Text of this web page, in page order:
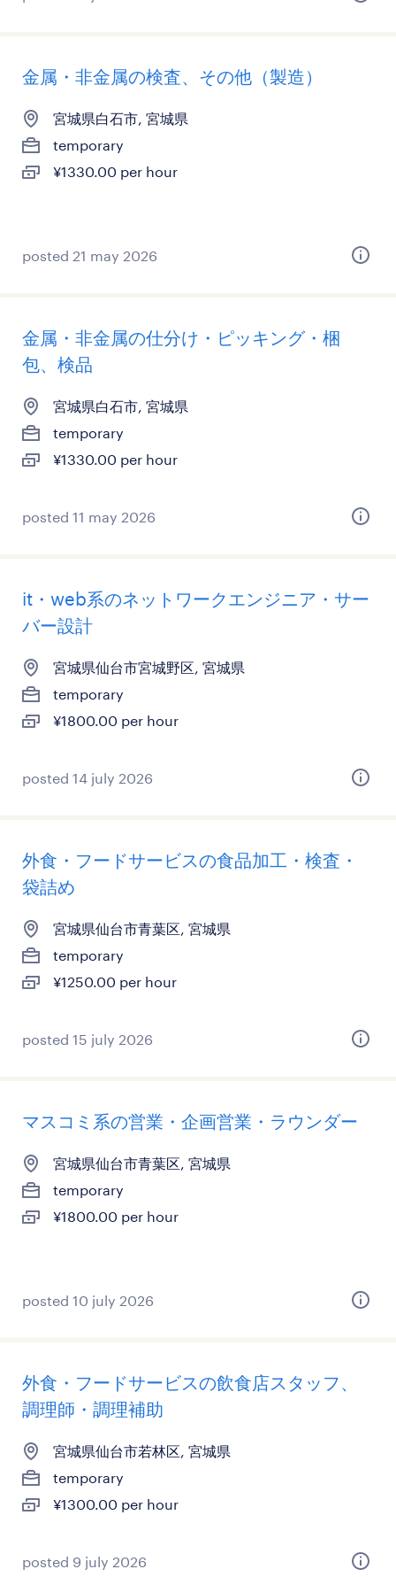
金属・非金属の検査、その他（製造）
宮城県白石市, 宮城県
temporary
¥1330.00 per hour
posted 21 may 2026
金属・非金属の仕分け・ピッキング・梱
包、検品
宮城県白石市, 宮城県
temporary
¥1330.00 per hour
posted 11 may 2026
it・web系のネットワークエンジニア・サー
バー設計
宮城県仙台市宮城野区, 宮城県
temporary
¥1800.00 per hour
posted 14 july 2026
外食・フードサービスの食品加工・検査・
袋詰め
宮城県仙台市青葉区, 宮城県
temporary
¥1250.00 per hour
posted 15 july 2026
マスコミ系の営業・企画営業・ラウンダー
宮城県仙台市青葉区, 宮城県
temporary
¥1800.00 per hour
posted 10 july 2026
外食・フードサービスの飲食店スタッフ、
調理師・調理補助
宮城県仙台市若林区, 宮城県
temporary
¥1300.00 per hour
posted 9 july 2026